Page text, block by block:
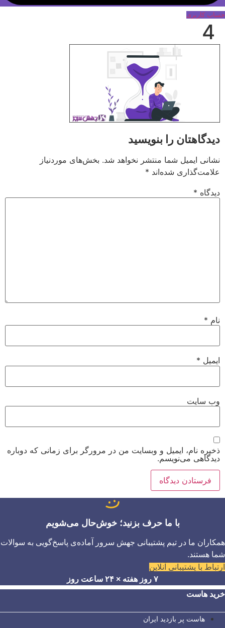
حساب کاربری
4
دیدگاهتان را بنویسید
نشانی ایمیل شما منتشر نخواهد شد. بخش‌های موردنیاز
علامت‌گذاری شده‌اند *
دیدگاه *
نام *
ایمیل *
وب‌ سایت
ذخیره نام، ایمیل و وبسایت من در مرورگر برای زمانی که دوباره
دیدگاهی می‌نویسم.
با ما حرف بزنید؛ خوش‌حال می‌شویم
همکاران ما در تیم پشتیبانی جهش سرور آماده‌ی پاسخ‌گویی به سوالات
شما هستند.
ارتباط با پشتیبانی آنلاین
۷ روز هفته × ۲۴ ساعت روز
خرید هاست
هاست پر بازدید ایران